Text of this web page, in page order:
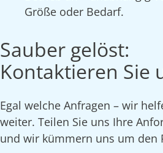
Größe oder Bedarf.
Sauber gelöst:
Kontaktieren Sie
Egal welche Anfragen – wir
weiter. Teilen Sie uns Ihre
und wir kümmern uns um den